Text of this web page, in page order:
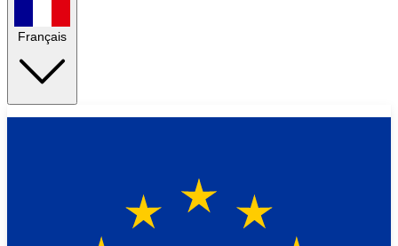
Français